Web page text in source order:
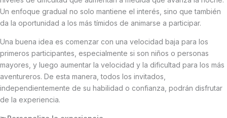
Un enfoque gradual no solo mantiene el interés, sino que también
da la oportunidad a los más tímidos de animarse a participar.
Una buena idea es comenzar con una velocidad baja para los
primeros participantes, especialmente si son niños o personas
mayores, y luego aumentar la velocidad y la dificultad para los más
aventureros. De esta manera, todos los invitados,
independientemente de su habilidad o confianza, podrán disfrutar
de la experiencia.